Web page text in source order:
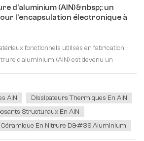
d'aluminium (AlN)&nbsp;: un
l'encapsulation électronique à
fonctionnels utilisés en fabrication
d'aluminium (AlN) est devenu un
les problèmes de dissipation
les dispositifs électroniques...
AlN
Dissipateurs Thermiques En AlN
Structuraux En AlN
Céramique En Nitrure D&#39;aluminium